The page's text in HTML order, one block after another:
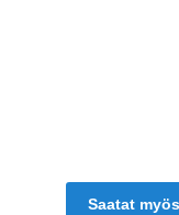
Saatat